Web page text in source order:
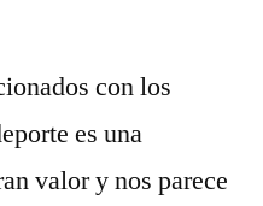
con los
es una
valor y nos parece